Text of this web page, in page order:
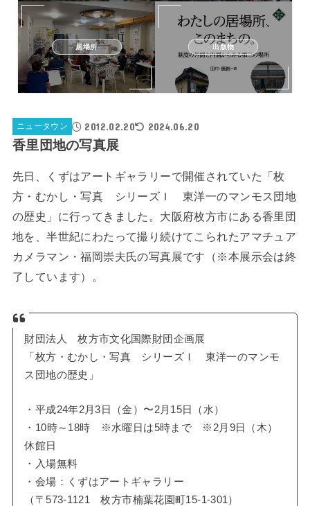
居場所 出版物
ニュータウン 2012.02.20 2024.06.20
香里団地の写真展
先日、くずはアートギャラリーで開催されていた「枚
方・むかし・写真 シリーズＩ 東洋一のマンモス団地
の歴史」に行ってきました。大阪府枚方市にある香里団
地を、半世紀にわたって撮り続けてこられたアマチュア
カメラマン・福岡崇夫氏の写真展です（※本展示会は終
了しています）。
財団法人 枚方市文化国際財団企画展
「枚方・むかし・写真 シリーズＩ 東洋一のマンモ
ス団地の歴史」
・平成24年2月3日（金）〜2月15日（水）
・10時～18時 ※水曜日は5時まで ※2月9日（木）
休館日
・入場無料
・会場：くずはアートギャラリー
（〒573-1121 枚方市楠葉花園町15-1-301）